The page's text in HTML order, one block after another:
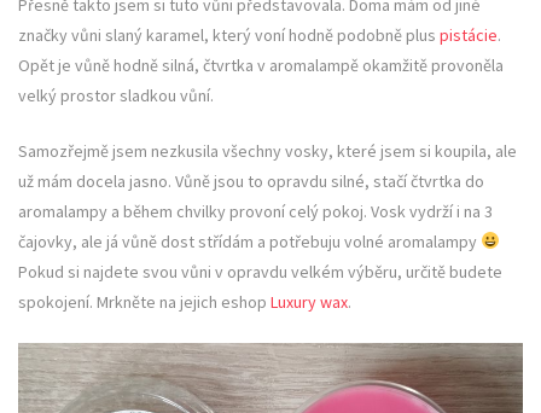
Přesně takto jsem si tuto vůni představovala. Doma mám od jiné
značky vůni slaný karamel, který voní hodně podobně plus pistácie.
Opět je vůně hodně silná, čtvrtka v aromalampě okamžitě provoněla
velký prostor sladkou vůní.
Samozřejmě jsem nezkusila všechny vosky, které jsem si koupila, ale
už mám docela jasno. Vůně jsou to opravdu silné, stačí čtvrtka do
aromalampy a během chvilky provoní celý pokoj. Vosk vydrží i na 3
čajovky, ale já vůně dost střídám a potřebuju volné aromalampy
Pokud si najdete svou vůni v opravdu velkém výběru, určitě budete
spokojení. Mrkněte na jejich eshop Luxury wax.